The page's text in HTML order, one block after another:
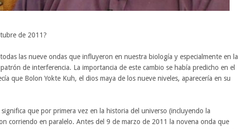
de 2011?
las nueve ondas que influyeron en nuestra biología y especialmente en la
de interferencia. La importancia de este cambio se había predicho en el
que Bolon Yokte Kuh, el dios maya de los nueve niveles, aparecería en su
que por primera vez en la historia del universo (incluyendo la
corriendo en paralelo. Antes del 9 de marzo de 2011 la novena onda que